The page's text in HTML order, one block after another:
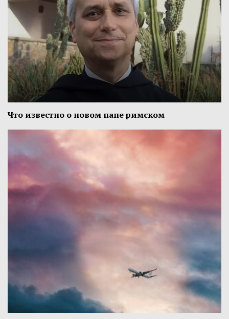
Что известно о новом папе римском